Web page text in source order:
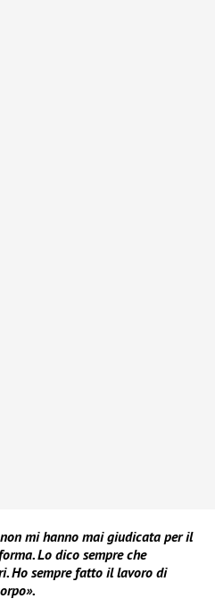
mi hanno mai giudicata per il
Lo dico sempre che
Ho sempre fatto il lavoro di